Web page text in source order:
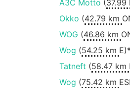
АЗС Motto (37.99
Okko (42.79 km
WOG (46.86 km
Wog (54.25 km E)*
Tatneft (58.47 km
Wog (75.42 km